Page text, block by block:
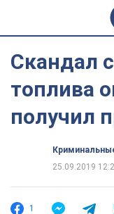
Скандал
топлива
получил
25.09.2019
1